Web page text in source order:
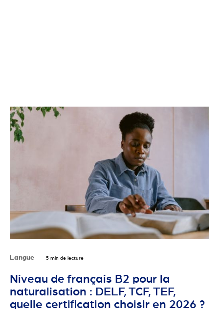
Langue 5 min de lecture
Niveau de français B2 pour la
naturalisation : DELF, TCF, TEF,
quelle certification choisir en 2026 ?